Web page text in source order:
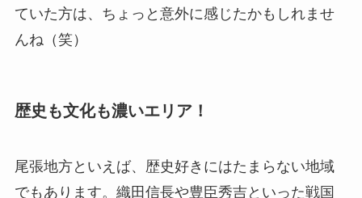
ていた方は、ちょっと意外に感じたかもしれませ
んね（笑）
歴史も文化も濃いエリア！
尾張地方といえば、歴史好きにはたまらない地域
でもあります。織田信長や豊臣秀吉といった戦国